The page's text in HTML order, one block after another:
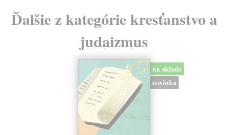
Ďalšie z kategórie kresťanstvo a
judaizmus
na sklade
novinka